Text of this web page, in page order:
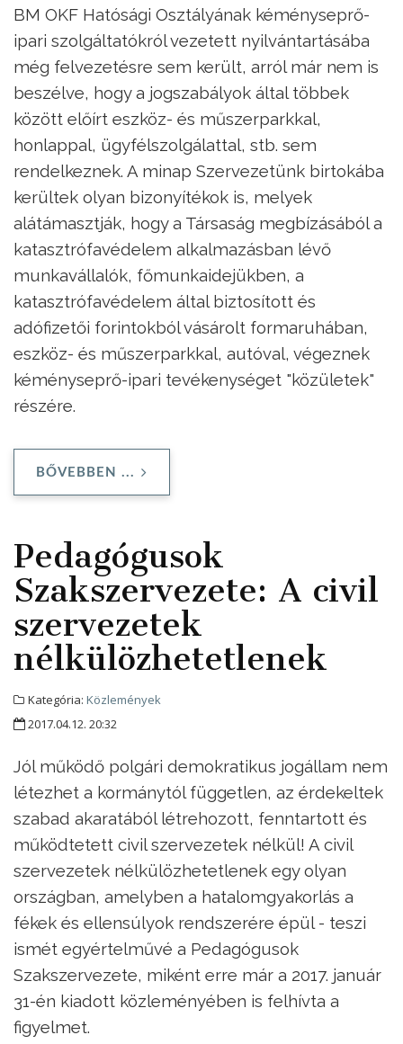
BM OKF Hatósági Osztályának kéményseprő-
ipari szolgáltatókról vezetett nyilvántartásába
még felvezetésre sem került, arról már nem is
beszélve, hogy a jogszabályok által többek
között előírt eszköz- és műszerparkkal,
honlappal, ügyfélszolgálattal, stb. sem
rendelkeznek. A minap Szervezetünk birtokába
kerültek olyan bizonyítékok is, melyek
alátámasztják, hogy a Társaság megbízásából a
katasztrófavédelem alkalmazásban lévő
munkavállalók, főmunkaidejükben, a
katasztrófavédelem által biztosított és
adófizetői forintokból vásárolt formaruhában,
eszköz- és műszerparkkal, autóval, végeznek
kéményseprő-ipari tevékenységet "közületek"
részére.
BŐVEBBEN ...
Pedagógusok
Szakszervezete: A civil
szervezetek
nélkülözhetetlenek
Kategória: Közlemények
2017.04.12. 20:32
Jól működő polgári demokratikus jogállam nem
létezhet a kormánytól független, az érdekeltek
szabad akaratából létrehozott, fenntartott és
működtetett civil szervezetek nélkül! A civil
szervezetek nélkülözhetetlenek egy olyan
országban, amelyben a hatalomgyakorlás a
fékek és ellensúlyok rendszerére épül - teszi
ismét egyértelművé a Pedagógusok
Szakszervezete, miként erre már a 2017. január
31-én kiadott közleményében is felhívta a
figyelmet.